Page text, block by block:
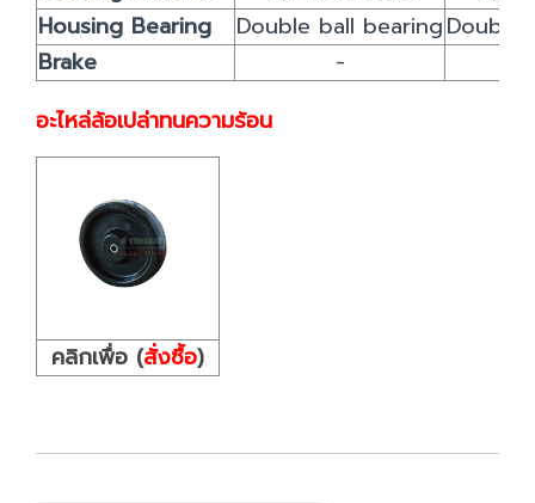
Housing Bearing
Double ball bearingDouble
Brake
-
อะไหล่ล้อเปล่าทนความร้อน
คลิกเพื่อ (สั่งซื้อ)